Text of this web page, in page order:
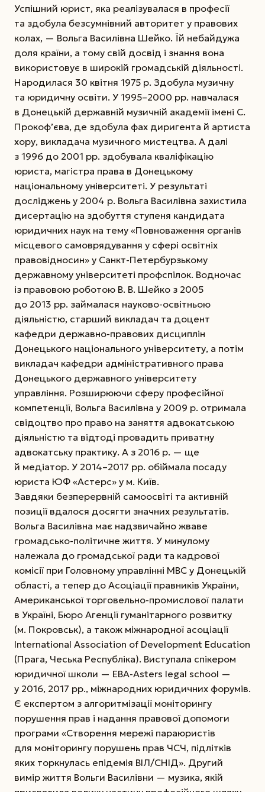
Успішний юрист, яка реалізувалася в професії
та здобула безсумнівний авторитет у правових
колах, — Вольга Василівна Шейко. Їй небайдужа
доля країни, а тому свій досвід і знання вона
використовує в широкій громадській діяльності.
Народилася 30 квітня 1975 р. Здобула музичну
та юридичну освіти. У 1995–2000 рр. навчалася
в Донецькій державній музичній академії імені С.
Прокоф’єва, де здобула фах диригента й артиста
хору, викладача музичного мистецтва. А далі
з 1996 до 2001 рр. здобувала кваліфікацію
юриста, магістра права в Донецькому
національному університеті. У результаті
досліджень у 2004 р. Вольга Василівна захистила
дисертацію на здобуття ступеня кандидата
юридичних наук на тему «Повно­важення органів
місцевого самоврядування у сфері освітніх
правовідносин» у Санкт-Петер­бур­зькому
державному університеті профспілок. Водночас
із правовою роботою В. В. Шейко з 2005
до 2013 рр. займалася науково-освітньою
діяльністю, старший викладач та доцент
кафедри державно-правових дисциплін
Донецького національного університету, а потім
викладач кафедри адміністративного права
Донецького державного університету
управління. Розширюючи сферу професійної
компетенції, Вольга Василівна у 2009 р. отримала
свідоцтво про право на заняття адвокатською
діяльністю та відтоді провадить приватну
адвокатську практику. А з 2016 р. — ще
й медіатор. У 2014–2017 рр. обіймала посаду
юриста ЮФ «Астерс» у м. Київ.
Завдяки безперервній самоосвіті та активній
позиції вдалося досягти значних результатів.
Вольга Василівна має надзвичайно жваве
громадсько-політичне життя. У минулому
належала до громадської ради та кадрової
комісії при Головному управлінні МВС у Донецькій
області, а тепер до Асоціації правників України,
Американської торговельно-промислової палати
в Україні, Бюро Агенції гуманітарного розвитку
(м. Покровськ), а також міжнародної асоціації
International Association of Development Education
(Прага, Чеська Республіка). Виступала спікером
юридичної школи — EBA-Asters legal school —
у 2016, 2017 рр., міжнародних юридичних форумів.
Є експертом з алгоритмізації моніторингу
порушення прав і надання правової допомоги
програми «Створення мережі параюристів
для моніторингу порушень прав ЧСЧ, підлітків
яких торкнулась епідемія ВІЛ/СНІД». Другий
вимір життя Вольги Василівни — музика, якій